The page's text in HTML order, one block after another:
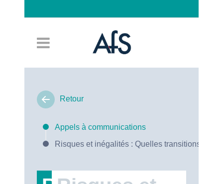
Retour
Appels à communications
Risques et inégalités : Quelles transitions